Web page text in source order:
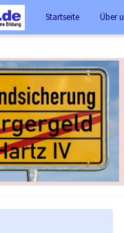
Startseite Über